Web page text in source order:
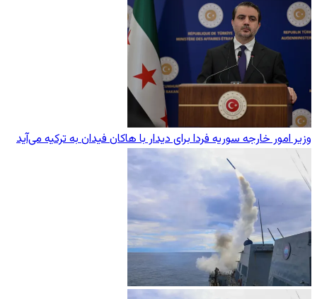
وزیر امور خارجه سوریه فردا برای دیدار با هاکان فیدان به ترکیه می‌آید